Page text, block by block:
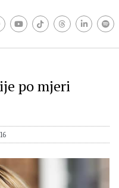
po mjeri